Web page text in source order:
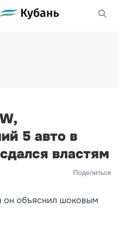
5 авто в
властям
Поделиться
он объяснил шоковым